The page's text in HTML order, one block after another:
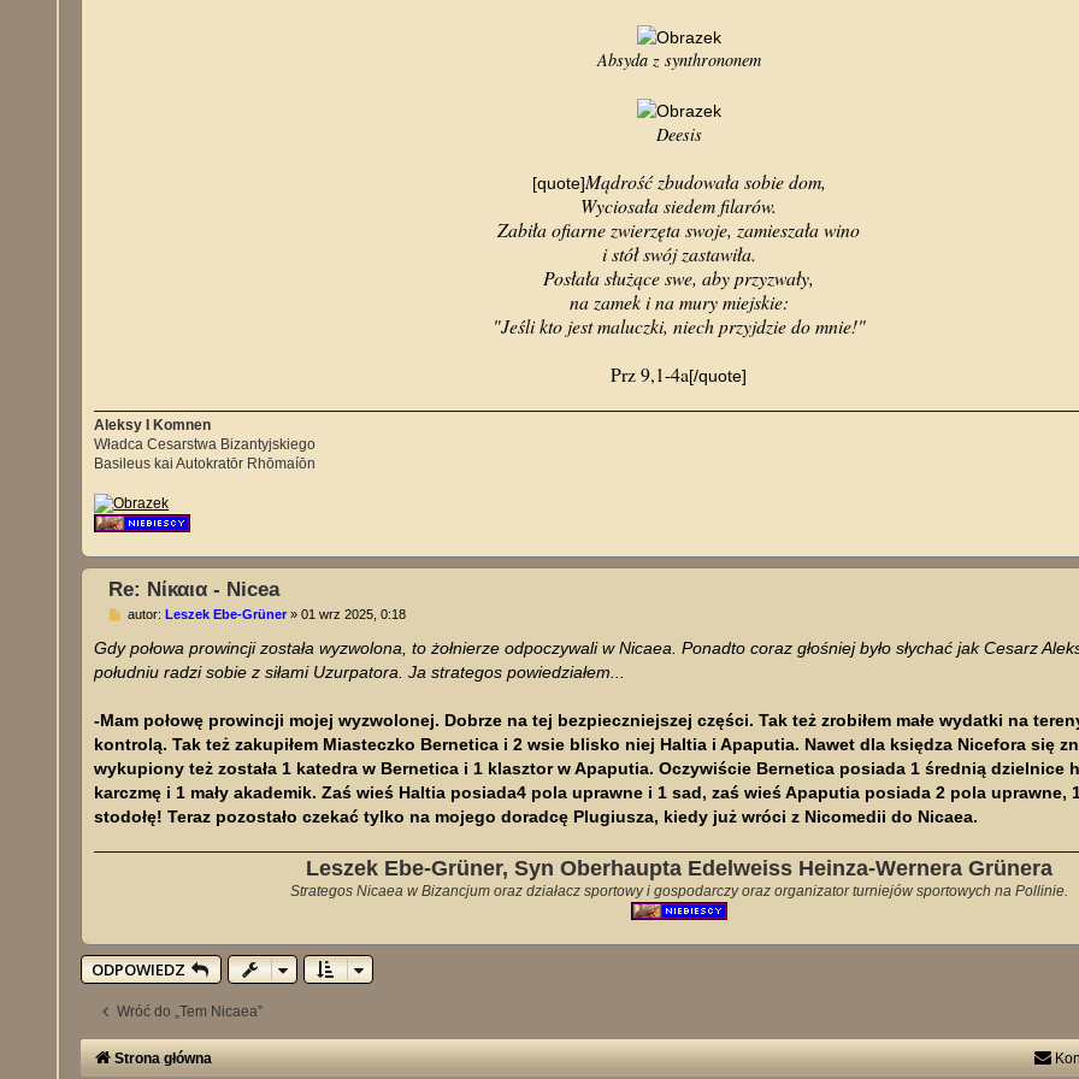
Absyda z synthrononem
Deesis
[quote]Mądrość zbudowała sobie dom,
Wyciosała siedem filarów.
Zabiła ofiarne zwierzęta swoje, zamieszała wino
i stół swój zastawiła.
Posłała służące swe, aby przyzwały,
na zamek i na mury miejskie:
"Jeśli kto jest maluczki, niech przyjdzie do mnie!"
Prz 9,1-4a[/quote]
Aleksy I Komnen
Władca Cesarstwa Bizantyjskiego
Basileus kai Autokratōr Rhōmaíōn
Re: Νίκαια - Nicea
P
s
autor:Leszek Ebe-Grüner »01 wrz 2025, 0:18
Gdy połowa prowincji została wyzwolona, to żołnierze odpoczywali w Nicaea. Ponadto coraz głośniej było słychać jak Cesarz
południu radzi sobie z siłami Uzurpatora. Ja strategos powiedziałem...
-Mam połowę prowincji mojej wyzwolonej. Dobrze na tej bezpieczniejszej części. Tak też zrobiłem małe wydatki na
kontrolą. Tak też zakupiłem Miasteczko Bernetica i 2 wsie blisko niej Haltia i Apaputia. Nawet dla księdza Nicefora się
wykupiony też została 1 katedra w Bernetica i 1 klasztor w Apaputia. Oczywiście Bernetica posiada 1 średnią dzielnice
karczmę i 1 mały akademik. Zaś wieś Haltia posiada4 pola uprawne i 1 sad, zaś wieś Apaputia posiada 2 pola uprawne,
stodołę! Teraz pozostało czekać tylko na mojego doradcę Plugiusza, kiedy już wróci z Nicomedii do Nicaea.
Leszek Ebe-Grüner, Syn Oberhaupta Edelweiss Heinza-Wernera Grünera
Strategos Nicaea w Bizancjum oraz działacz sportowy i gospodarczy oraz organizator turniejów sportowych na Pollinie.
ODPOWIEDZ
Wróć do „Tem Nicaea”
Strona główna